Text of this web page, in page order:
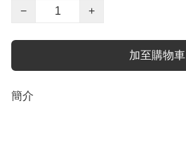
−
+
加至購物車
簡介